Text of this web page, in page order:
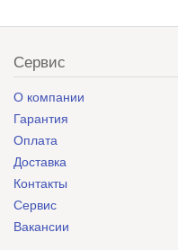
Сервис
О компании
Гарантия
Оплата
Доставка
Контакты
Сервис
Вакансии